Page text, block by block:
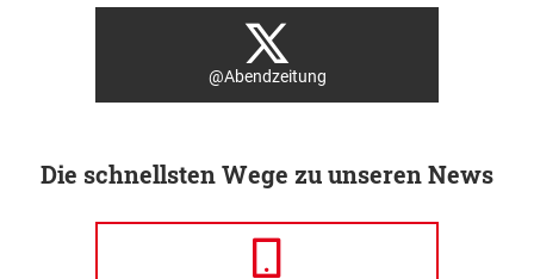
@Abendzeitung
Die schnellsten Wege zu unseren News